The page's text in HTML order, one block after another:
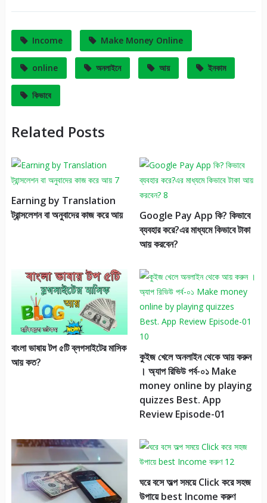
Income Make Money Online
online অনলাইনে আয় ইনকাম
কিভাবে
Related Posts
Earning by Translation
ট্রান্সলেশন বা অনুবাদের কাজ করে আয়
Google Pay App কি? কিভাবে
ব্যবহার করে?এর মাধ্যমে কিভাবে টাকা
আয় করবেন?
বাংলা ভাষায় টপ ৫টি ব্লগসাইটের মাসিক
আয় কত?
কুইজ খেলে অনলাইন থেকে আয় করুন
। অ্যাপ রিভিউ পর্ব-০১ Make
money online by playing
quizzes Best. App
Review Episode-01
ঘরে বসে অল্প সময়ে Click করে সহজ
উপায়ে best Income করুণ